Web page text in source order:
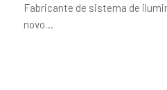
Fabricante de sistema de
novo…